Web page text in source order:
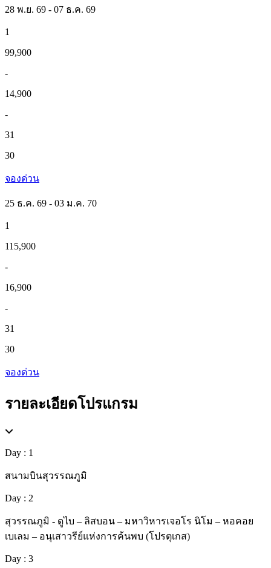
28 พ.ย. 69 - 07 ธ.ค. 69
1
99,900
-
14,900
-
31
30
จองด่วน
25 ธ.ค. 69 - 03 ม.ค. 70
1
115,900
-
16,900
-
31
30
จองด่วน
รายละเอียดโปรแกรม
Day : 1
สนามบินสุวรรณภูมิ
Day : 2
สุวรรณภูมิ - ดูไบ – ลิสบอน – มหาวิหารเจอโร นิโม – หอคอย
เบเลม – อนุเสาวรีย์แห่งการค้นพบ (โปรตุเกส)
Day : 3